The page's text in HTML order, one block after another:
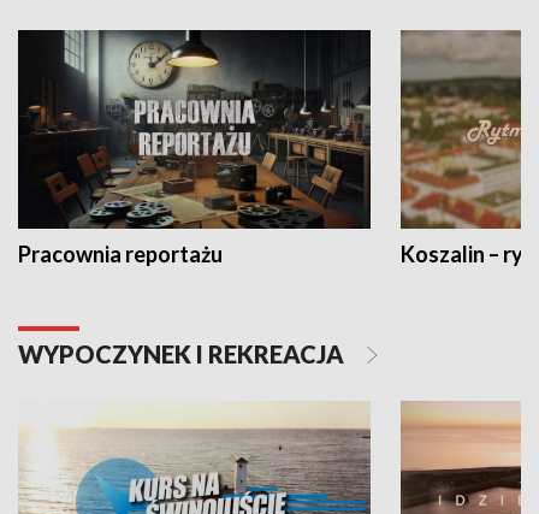
Pracownia reportażu Koszalin –
WYPOCZYNEK I REKREACJA